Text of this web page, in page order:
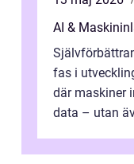
AI &
fas i
där maskiner
data – utan